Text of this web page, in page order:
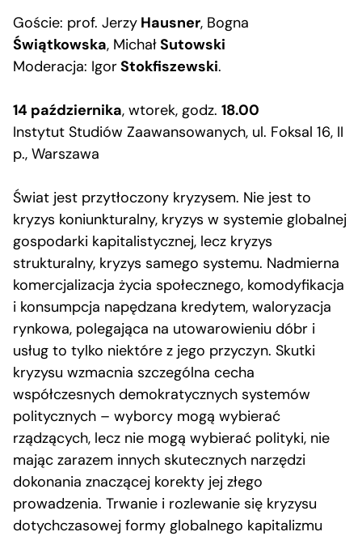
Goście: prof. Jerzy Hausner, Bogna
Świątkowska, MichałSutowski
Moderacja: IgorStokfiszewski.
14 października, wtorek, godz. 18.00
Instytut Studiów Zaawansowanych, ul. Foksal 16, II
p., Warszawa
Świat jest przytłoczony kryzysem. Nie jest to
kryzys koniunkturalny, kryzys w systemie globalnej
gospodarki kapitalistycznej, lecz kryzys
strukturalny, kryzys samego systemu. Nadmierna
komercjalizacja życia społecznego, komodyfikacja
i konsumpcja napędzana kredytem, waloryzacja
rynkowa, polegająca na utowarowieniu dóbr i
usług to tylko niektóre z jego przyczyn. Skutki
kryzysu wzmacnia szczególna cecha
współczesnych demokratycznych systemów
politycznych – wyborcy mogą wybierać
rządzących, lecz nie mogą wybierać polityki, nie
mając zarazem innych skutecznych narzędzi
dokonania znaczącej korekty jej złego
prowadzenia. Trwanie i rozlewanie się kryzysu
dotychczasowej formy globalnego kapitalizmu